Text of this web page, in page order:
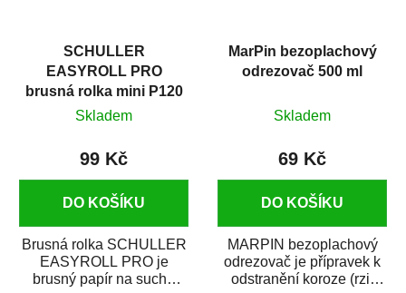
SCHULLER
EASYROLL PRO
brusná rolka mini P120
Skladem
99 Kč
DO KOŠÍKU
Brusná rolka SCHULLER
EASYROLL PRO je
brusný papír na suché
MarPin bezoplachový
odrezovač 500 ml
Skladem
69 Kč
DO KOŠÍKU
MARPIN bezoplachový
odrezovač je přípravek k
odstranění koroze (rzi)